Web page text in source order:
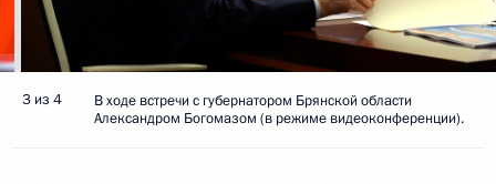
3 из 4
В ходе встречи с губернатором Брянской области
Александром Богомазом (в режиме видеоконференции).